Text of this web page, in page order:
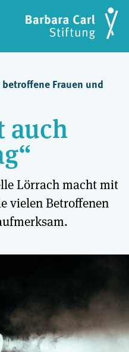
Frauen und
auch
Lörrach macht mit
vielen Betroffenen